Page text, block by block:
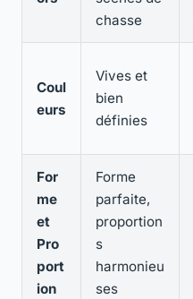
chasse
Coul
eurs
Vives et
bien
définies
For
me
et
Pro
port
ion
Forme
parfaite,
proportion
s
harmonieu
ses